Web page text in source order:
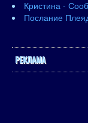
Кристина -
Послание
РЕКЛАМА